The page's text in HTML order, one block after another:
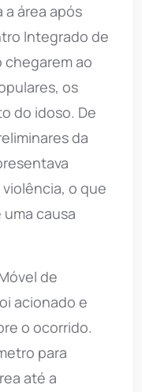
área após
Integrado de
chegarem ao
os
do idoso. De
da
o que
causa
de
acionado e
o ocorrido.
para
até a